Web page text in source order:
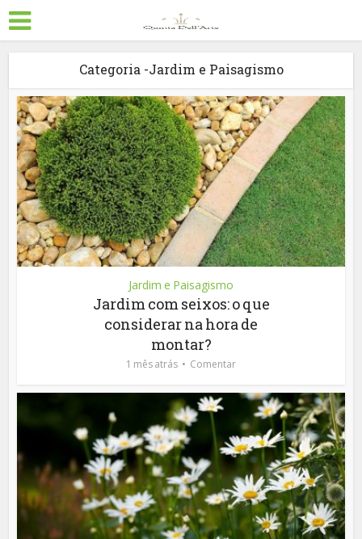
Categoria -Jardim e Paisagismo
Jardim e Paisagismo
Jardim com seixos: o que
considerar na hora de
montar?
1 mês atrás Comentar